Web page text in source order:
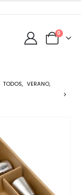
0
TODOS, VERANO,